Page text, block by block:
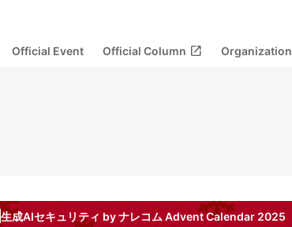
Official Event Official Column open_in_new Organization
生成AIセキュリティ by ナレコム Advent Calendar 2025